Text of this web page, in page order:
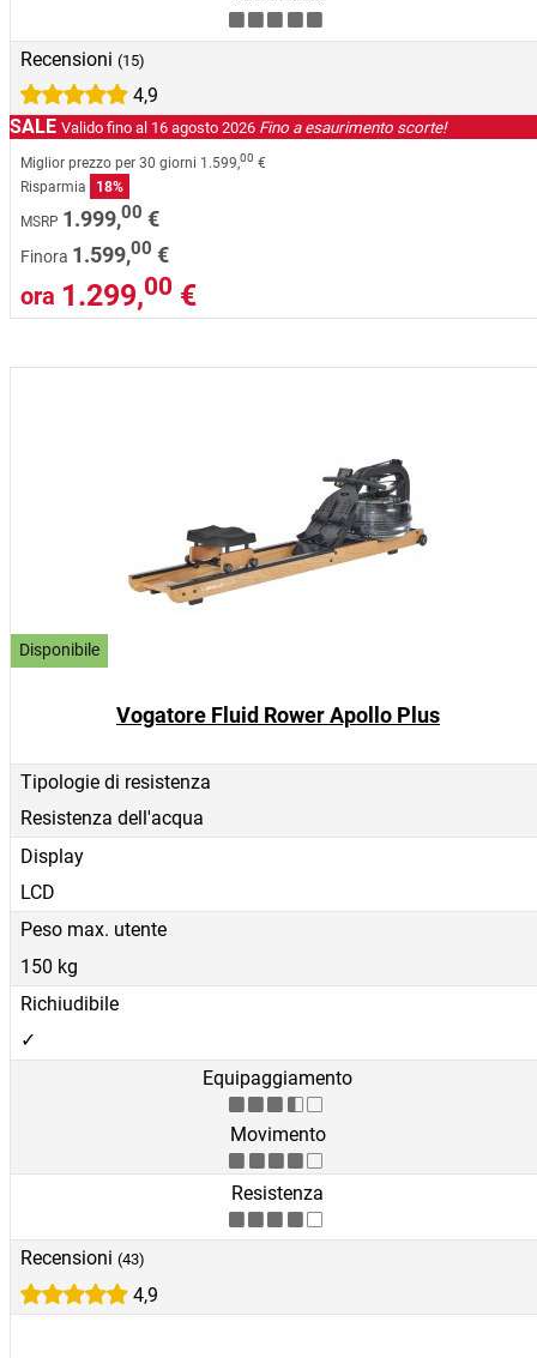
Recensioni (15)
4,9
SALE Valido fino al 16 agosto 2026 Fino a esaurimento scorte!
Miglior prezzo per 30 giorni 1.599,00 €
Risparmia
18%
MSRP 1.999,00 €
Finora 1.599,00 €
ora 1.299,00 €
Disponibile
Vogatore Fluid Rower Apollo Plus
Tipologie di resistenza
Resistenza dell'acqua
Display
LCD
Peso max. utente
150 kg
Richiudibile
✓
Equipaggiamento
Movimento
Resistenza
Recensioni (43)
4,9